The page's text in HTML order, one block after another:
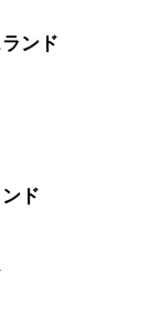
ンド
ド